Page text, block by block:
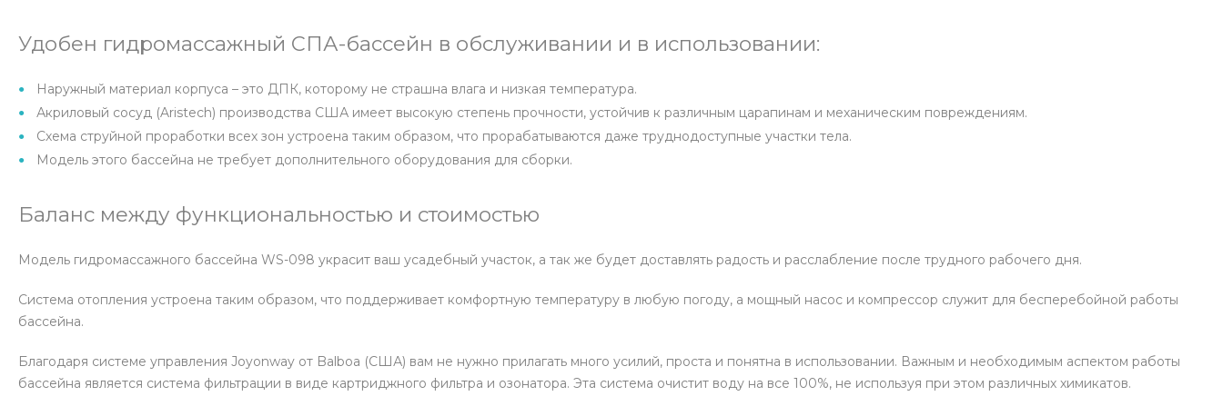
Удобен гидромассажный СПА-бассейн в обслуживании и в использовании:
Наружный материал корпуса – это ДПК, которому не страшна влага и низкая температура.
Акриловый сосуд (Aristech) производства США имеет высокую степень прочности, устойчив к различным царапинам и механическим повреждениям.
Схема струйной проработки всех зон устроена таким образом, что прорабатываются даже труднодоступные участки тела.
Модель этого бассейна не требует дополнительного оборудования для сборки.
Баланс между функциональностью и стоимостью
Модель гидромассажного бассейна WS-098 украсит ваш усадебный участок, а так же будет доставлять радость и расслабление после трудного рабочего дня.
Система отопления устроена таким образом, что поддерживает комфортную температуру в любую погоду, а мощный насос и компрессор служит для бесперебойной работы
бассейна.
Благодаря системе управления Joyonway от Balboa (США) вам не нужно прилагать много усилий, проста и понятна в использовании. Важным и необходимым аспектом работы
бассейна является система фильтрации в виде картриджного фильтра и озонатора. Эта система очистит воду на все 100%, не используя при этом различных химикатов.